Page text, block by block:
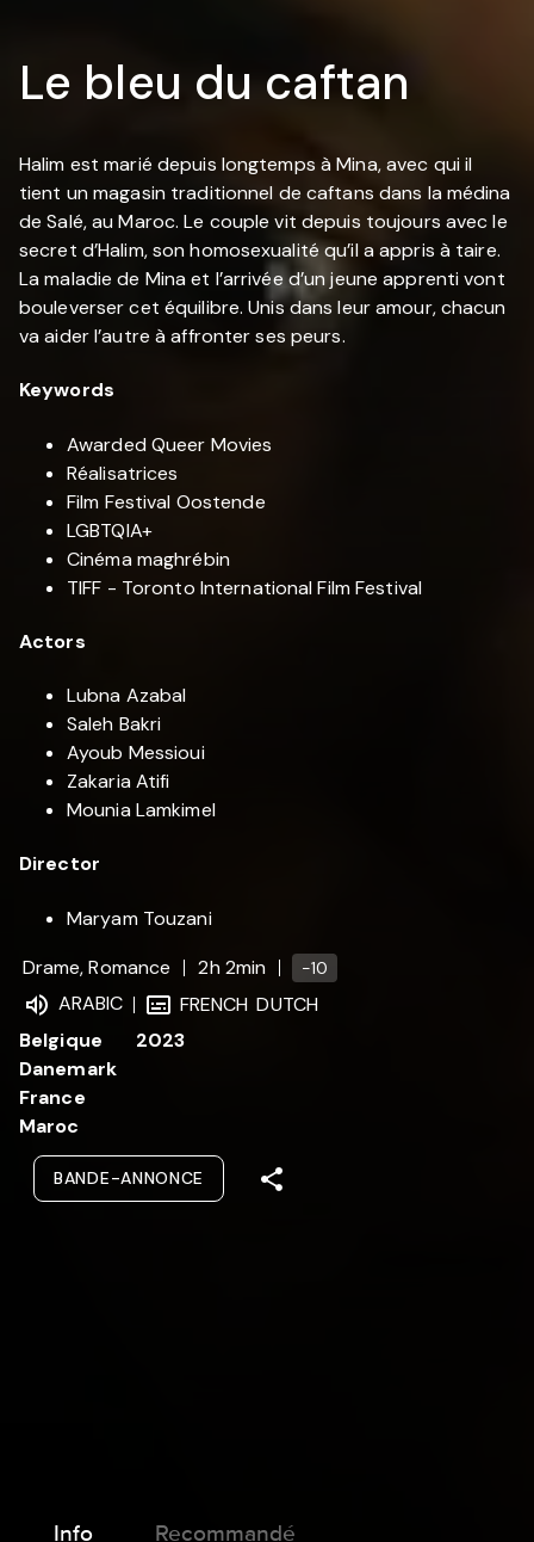
Le bleu du caftan
Halim est marié depuis longtemps à Mina, avec qui il
tient un magasin traditionnel de caftans dans la médina
de Salé, au Maroc. Le couple vit depuis toujours avec le
secret d’Halim, son homosexualité qu’il a appris à taire.
La maladie de Mina et l’arrivée d’un jeune apprenti vont
bouleverser cet équilibre. Unis dans leur amour, chacun
va aider l’autre à affronter ses peurs.
Keywords
Awarded Queer Movies
Réalisatrices
Film Festival Oostende
LGBTQIA+
Cinéma maghrébin
TIFF - Toronto International Film Festival
Actors
Lubna Azabal
Saleh Bakri
Ayoub Messioui
Zakaria Atifi
Mounia Lamkimel
Director
Maryam Touzani
Drame, Romance
2h 2min -10
ARABIC FRENCH DUTCH
Belgique
Danemark
France
Maroc
2023
BANDE-ANNONCE
Info Recommandé